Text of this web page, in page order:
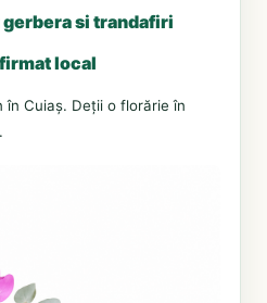
si trandafiri
local
în Cuiaș. Deții o florărie în